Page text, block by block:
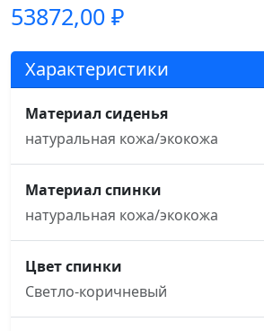
53872,00 ₽
Характеристики
Материал сиденья
натуральная кожа/экокожа
Материал спинки
натуральная кожа/экокожа
Цвет спинки
Светло-коричневый